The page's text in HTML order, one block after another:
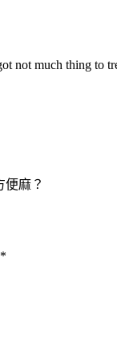
not much thing to
便麻？
*